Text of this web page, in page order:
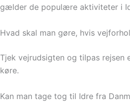
gælder de populære aktiviteter i
Hvad skal man gøre, hvis
Tjek vejrudsigten og tilpas
køre.
Kan man tage tog til Idre fra